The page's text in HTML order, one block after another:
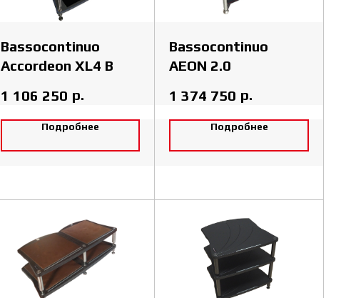
Bassocontinuo
Accordeon XL4 B
1 106 250 р.
Подробнее
Bassocontinuo
AEON 2.0
1 374 750 р.
Подробнее